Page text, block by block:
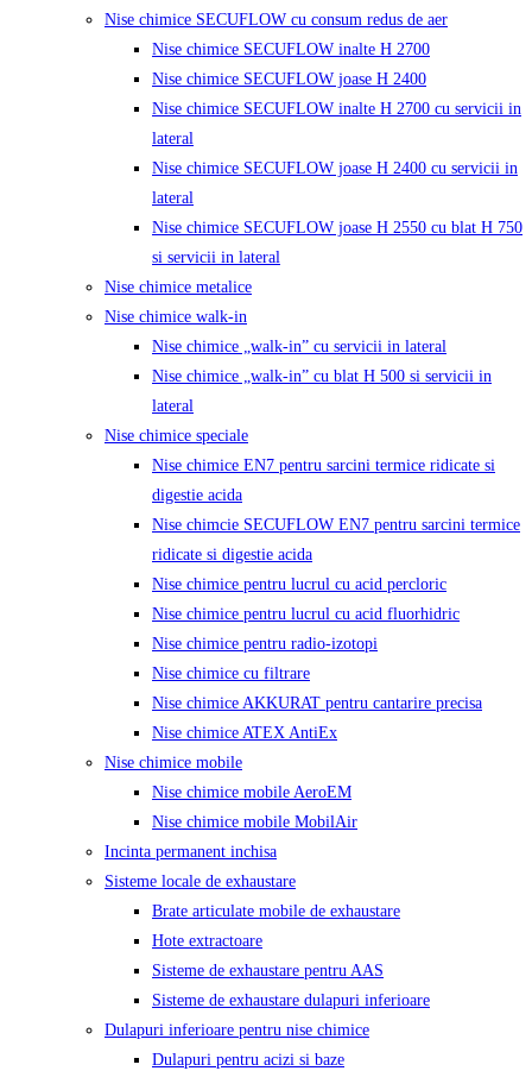
Nise chimice SECUFLOW cu consum redus de aer
Nise chimice SECUFLOW inalte H 2700
Nise chimice SECUFLOW joase H 2400
Nise chimice SECUFLOW inalte H 2700 cu servicii in
lateral
Nise chimice SECUFLOW joase H 2400 cu servicii in
lateral
Nise chimice SECUFLOW joase H 2550 cu blat H 750
si servicii in lateral
Nise chimice metalice
Nise chimice walk-in
Nise chimice „walk-in” cu servicii in lateral
Nise chimice „walk-in” cu blat H 500 si servicii in
lateral
Nise chimice speciale
Nise chimice EN7 pentru sarcini termice ridicate si
digestie acida
Nise chimcie SECUFLOW EN7 pentru sarcini termice
ridicate si digestie acida
Nise chimice pentru lucrul cu acid percloric
Nise chimice pentru lucrul cu acid fluorhidric
Nise chimice pentru radio-izotopi
Nise chimice cu filtrare
Nise chimice AKKURAT pentru cantarire precisa
Nise chimice ATEX AntiEx
Nise chimice mobile
Nise chimice mobile AeroEM
Nise chimice mobile MobilAir
Incinta permanent inchisa
Sisteme locale de exhaustare
Brate articulate mobile de exhaustare
Hote extractoare
Sisteme de exhaustare pentru AAS
Sisteme de exhaustare dulapuri inferioare
Dulapuri inferioare pentru nise chimice
Dulapuri pentru acizi si baze